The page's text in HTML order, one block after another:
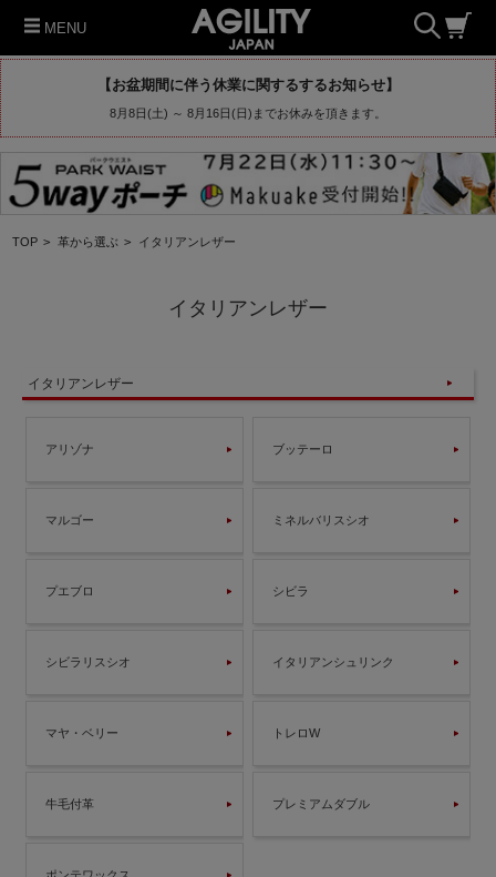
MENU
【お盆期間に伴う休業に関するするお知らせ】
8月8日(土) ～ 8月16日(日)までお休みを頂きます。
TOP > 革から選ぶ > イタリアンレザー
イタリアンレザー
イタリアンレザー
アリゾナ
マルゴー
プエブロ
シビラリスシオ
マヤ・ベリー
牛毛付革
ブッテーロ
ミネルバリスシオ
シビラ
イタリアンシュリンク
トレロW
プレミアムダブル